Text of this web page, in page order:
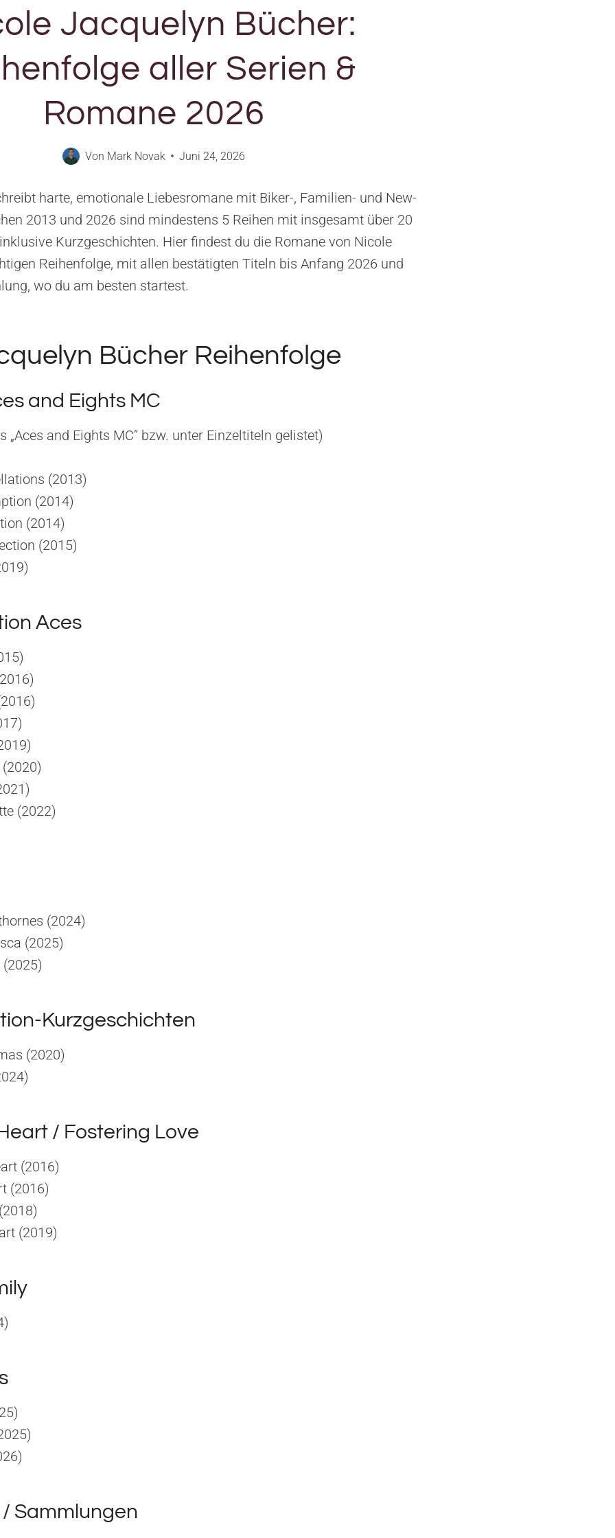
Jacquelyn Bücher:
aller Serien &
Romane 2026
Von Mark Novak Juni 24, 2026
harte, emotionale Liebesromane mit Biker-, Familien- und New-
2013 und 2026 sind mindestens 5 Reihen mit insgesamt über 20
Kurzgeschichten. Hier findest du die Romane von Nicole
Reihenfolge, mit allen bestätigten Titeln bis Anfang 2026 und
wo du am besten startest.
Bücher Reihenfolge
and Eights MC
„Aces and Eights MC“ bzw. unter Einzeltiteln gelistet)
(2013)
(2014)
(2014)
(2015)
Aces
(2022)
(2024)
(2025)
Kurzgeschichten
(2020)
/ Fostering Love
(2016)
(2016)
(2019)
Sammlungen